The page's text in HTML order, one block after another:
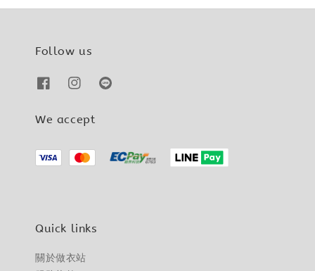
Follow us
We accept
Quick links
關於做衣站